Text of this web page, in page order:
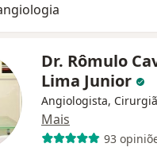
Dr. Rômulo
Lima Junior
Angiologista,
Mais
93